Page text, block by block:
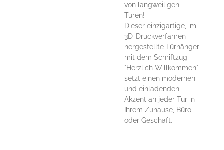
von langweiligen
Türen!
Dieser einzigartige, im
3D-Druckverfahren
hergestellte Türhänger
mit dem Schriftzug
"Herzlich Willkommen"
setzt einen modernen
und einladenden
Akzent an jeder Tür in
Ihrem Zuhause, Büro
oder Geschäft.